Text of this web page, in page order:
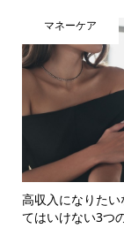
マネーケア
高収入になりたい
てはいけない3つ